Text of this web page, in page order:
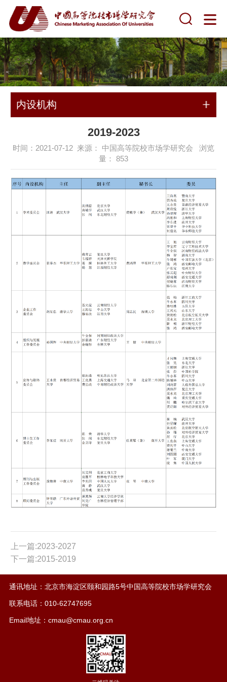
内设机构
2019-2023
时间：2021-07-12 来源： 中国高等院校市场学研究会 浏览
量： 853
上一篇:2023-2027
下一篇:2015-2019
通讯地址：北京市海淀区颐和园路5号中国高等院校市场学研究会
联系电话：010-62747695
Email地址：cmau@cmau.org.cn